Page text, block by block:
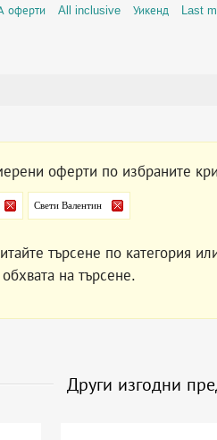
оферти All inclusive Уикенд Last
оферти по избраните
Свети Валентин
търсене по категория
на търсене.
Други изгодни